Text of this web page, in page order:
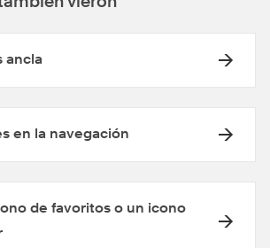
ancla
en la navegación
de favoritos o un icono